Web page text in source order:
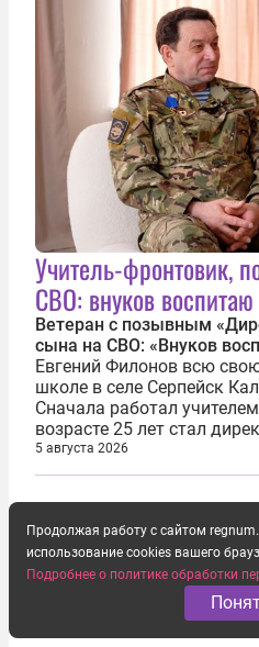
Учитель-фронтовик,
СВО: внуков
Ветеран с позывным
сына на СВО: «Внуков
Евгений Филонов всю
школе в селе Серпейск
Сначала работал
возрасте 25 лет стал
90-е он сумел спасти
временем сделал ее
5 августа 2026
Продолжая работу с сайтом
использование cookies вашего
Подробнее о политике обработки